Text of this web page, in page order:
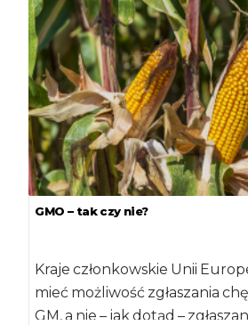
GMO – tak czy nie?
Kraje członkowskie Unii
mieć możliwość zgłaszania
GM, a nie – jak dotąd –